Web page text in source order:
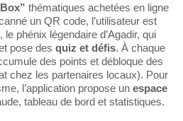
thématiques achetées en ligne
un QR code, l’utilisateur est
, le phénix légendaire d’Agadir, qui
pose des quiz et défis. À chaque
des points et débloque des
chez les partenaires locaux). Pour
l’application propose un espace
tableau de bord et statistiques.